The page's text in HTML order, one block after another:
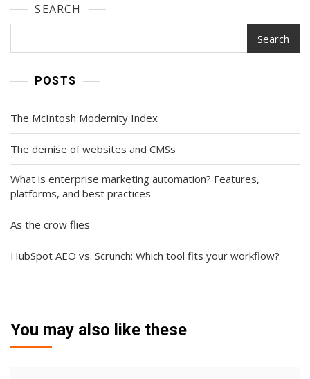
SEARCH
Search
POSTS
The McIntosh Modernity Index
The demise of websites and CMSs
What is enterprise marketing automation? Features,
platforms, and best practices
As the crow flies
HubSpot AEO vs. Scrunch: Which tool fits your workflow?
You may also like these